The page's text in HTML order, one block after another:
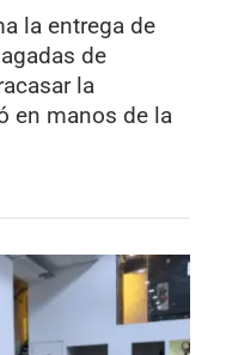
la entrega de
de
la
en manos de la